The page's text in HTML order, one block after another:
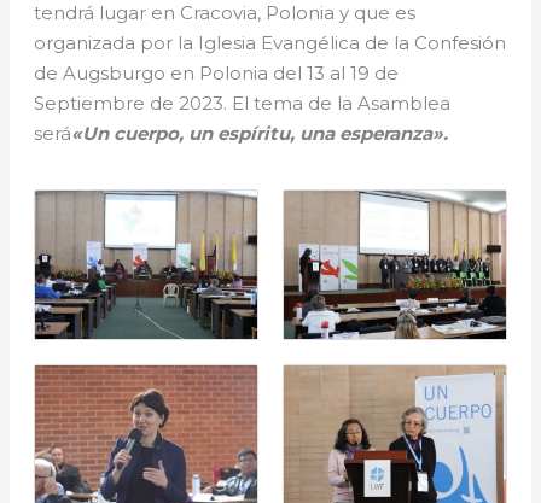
tendrá lugar en Cracovia, Polonia y que es
organizada por la Iglesia Evangélica de la Confesión
de Augsburgo en Polonia del 13 al 19 de
Septiembre de 2023. El tema de la Asamblea
será«Un cuerpo, un espíritu, una esperanza».